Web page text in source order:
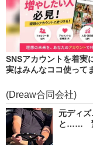
SNSアカウントを着実
実はみんなココ使って
(Dreaw合同会社)
元ディ
と…… 驚